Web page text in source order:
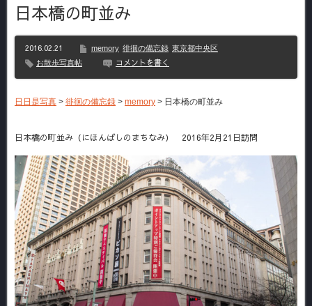
日本橋の町並み
2016.02.21 memory 徘徊の備忘録 東京都中央区
お散歩写真帖
コメントを書く
日日是写真 > 徘徊の備忘録 > memory > 日本橋の町並み
日本橋の町並み（にほんばしのまちなみ） 2016年2月21日訪問